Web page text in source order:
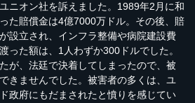
ニオン社を訴えました。1989年2月に和
た賠償金は4億7000万ドル。その後、賠
設立され、インフラ整備や病院建設費
った額は、1人わずか300ドルでした。
が、法廷で決着してしまったので、被
きませんでした。被害者の多くは、ユ
政府にもだまされたと憤りを感じてい